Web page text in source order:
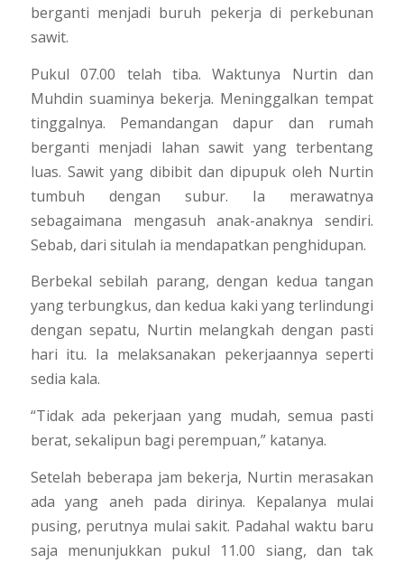
berganti menjadi buruh pekerja di perkebunan
sawit.
Pukul 07.00 telah tiba. Waktunya Nurtin dan
Muhdin suaminya bekerja. Meninggalkan tempat
tinggalnya. Pemandangan dapur dan rumah
berganti menjadi lahan sawit yang terbentang
luas. Sawit yang dibibit dan dipupuk oleh Nurtin
tumbuh dengan subur. Ia merawatnya
sebagaimana mengasuh anak-anaknya sendiri.
Sebab, dari situlah ia mendapatkan penghidupan.
Berbekal sebilah parang, dengan kedua tangan
yang terbungkus, dan kedua kaki yang terlindungi
dengan sepatu, Nurtin melangkah dengan pasti
hari itu. Ia melaksanakan pekerjaannya seperti
sedia kala.
“Tidak ada pekerjaan yang mudah, semua pasti
berat, sekalipun bagi perempuan,” katanya.
Setelah beberapa jam bekerja, Nurtin merasakan
ada yang aneh pada dirinya. Kepalanya mulai
pusing, perutnya mulai sakit. Padahal waktu baru
saja menunjukkan pukul 11.00 siang, dan tak